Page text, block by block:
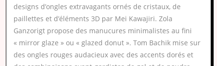
designs d’ongles extravagants ornés de cristaux, de
paillettes et d’éléments 3D par Mei Kawajiri. Zola
Ganzorigt propose des manucures minimalistes au fini
« mirror glaze » ou « glazed donut ». Tom Bachik mise sur
des ongles rouges audacieux avec des accents dorés et